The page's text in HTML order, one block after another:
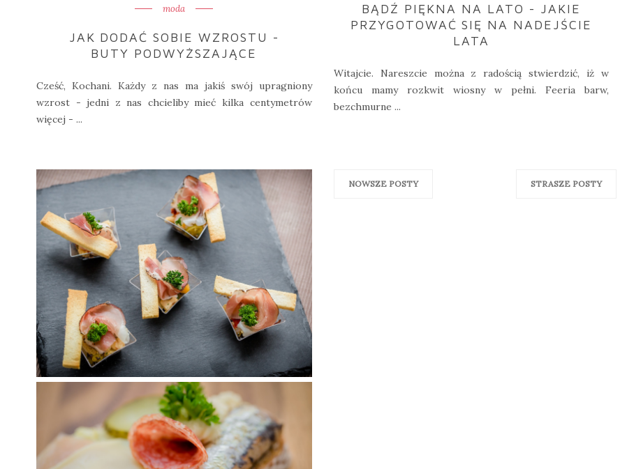
moda
JAK DODAĆ SOBIE WZROSTU -
BUTY PODWYŻSZAJĄCE
Cześć, Kochani. Każdy z nas ma jakiś swój upragniony
wzrost - jedni z nas chcieliby mieć kilka centymetrów
więcej - ...
BĄDŹ PIĘKNA NA LATO - JAKIE
PRZYGOTOWAĆ SIĘ NA NADEJŚCIE
LATA
Witajcie. Nareszcie można z radością stwierdzić, iż w
końcu mamy rozkwit wiosny w pełni. Feeria barw,
bezchmurne ...
NOWSZE POSTY STRASZE POSTY